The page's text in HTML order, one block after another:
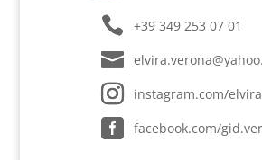
+39 349 253 07 01
instagram.com/
facebook.com/